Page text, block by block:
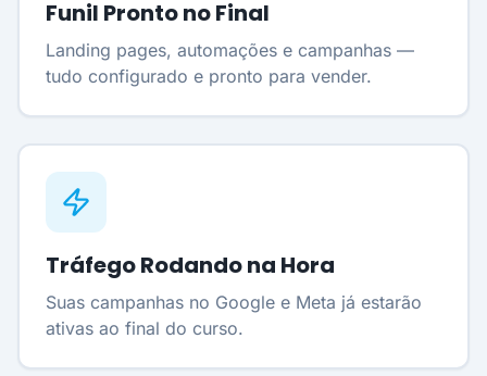
Funil Pronto no Final
Landing pages, automações e campanhas —
tudo configurado e pronto para vender.
Tráfego Rodando na Hora
Suas campanhas no Google e Meta já estarão
ativas ao final do curso.